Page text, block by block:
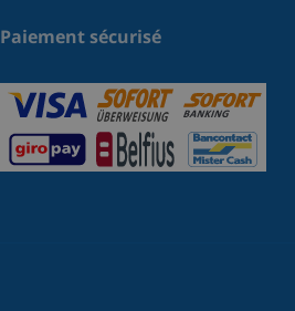
Paiement sécurisé